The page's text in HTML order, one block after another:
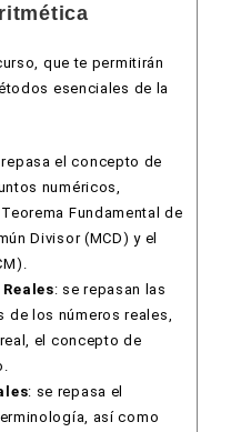
que te permitirán
esenciales de la
repasa el concepto de
numéricos,
Fundamental de
Divisor (MCD) y el
: se repasan las
los números reales,
el concepto de
: se repasa el
así como